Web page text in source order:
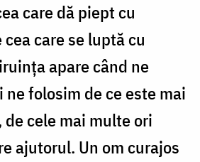
care dă piept cu
care se luptă cu
apare când ne
folosim de ce este mai
cele mai multe ori
ajutorul. Un om curajos